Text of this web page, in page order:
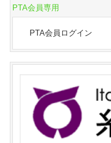
PTA会員専用
PTA会員ログイン